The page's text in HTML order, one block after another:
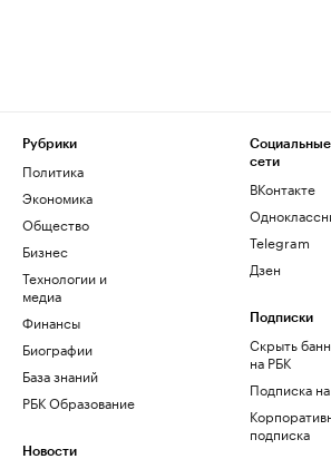
Рубрики
Политика
Экономика
Общество
Бизнес
Технологии и
медиа
Финансы
Биографии
База знаний
РБК Образование
Новости
Социальные
сети
ВКонтакте
Telegram
Дзен
Подписки
Скрыть
на РБК
Подписка
подписка